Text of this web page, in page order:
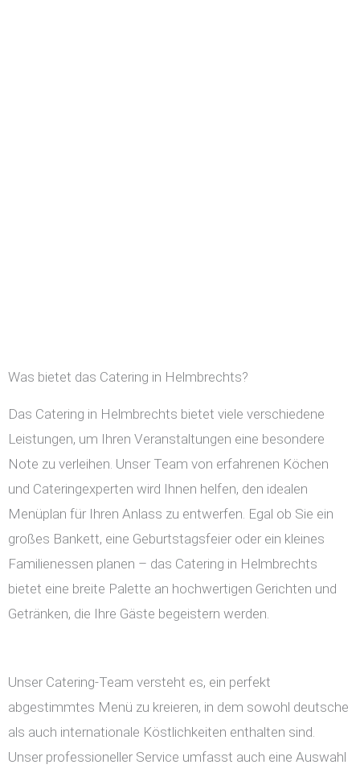
Was bietet das Catering in Helmbrechts?
Das Catering in Helmbrechts bietet viele verschiedene
Leistungen, um Ihren Veranstaltungen eine besondere
Note zu verleihen. Unser Team von erfahrenen Köchen
und Cateringexperten wird Ihnen helfen, den idealen
Menüplan für Ihren Anlass zu entwerfen. Egal ob Sie ein
großes Bankett, eine Geburtstagsfeier oder ein kleines
Familienessen planen – das Catering in Helmbrechts
bietet eine breite Palette an hochwertigen Gerichten und
Getränken, die Ihre Gäste begeistern werden.
Unser Catering-Team versteht es, ein perfekt
abgestimmtes Menü zu kreieren, in dem sowohl deutsche
als auch internationale Köstlichkeiten enthalten sind.
Unser professioneller Service umfasst auch eine Auswahl